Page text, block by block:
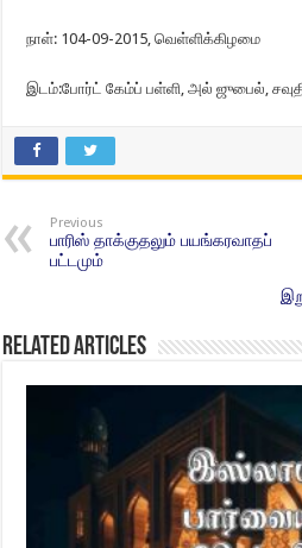
நாள்: 104-09-2015, வெள்ளிக்கிழமை
இடம்:போர்ட் கேம்ப் பள்ளி, அல் ஜுபைல்,
Previous
பாரிஸ் தாக்குதலும் பயங்கரவாதப்
பட்டமும்
Related Articles